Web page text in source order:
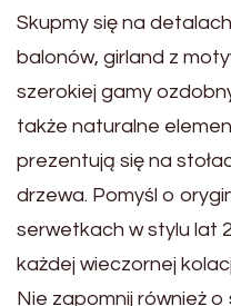
Skupmy się na
balonów, girland z
szerokiej gamy
także naturalne
prezentują się na
drzewa. Pomyśl o
serwetkach w stylu lat
każdej wieczornej
Nie zapomnij również